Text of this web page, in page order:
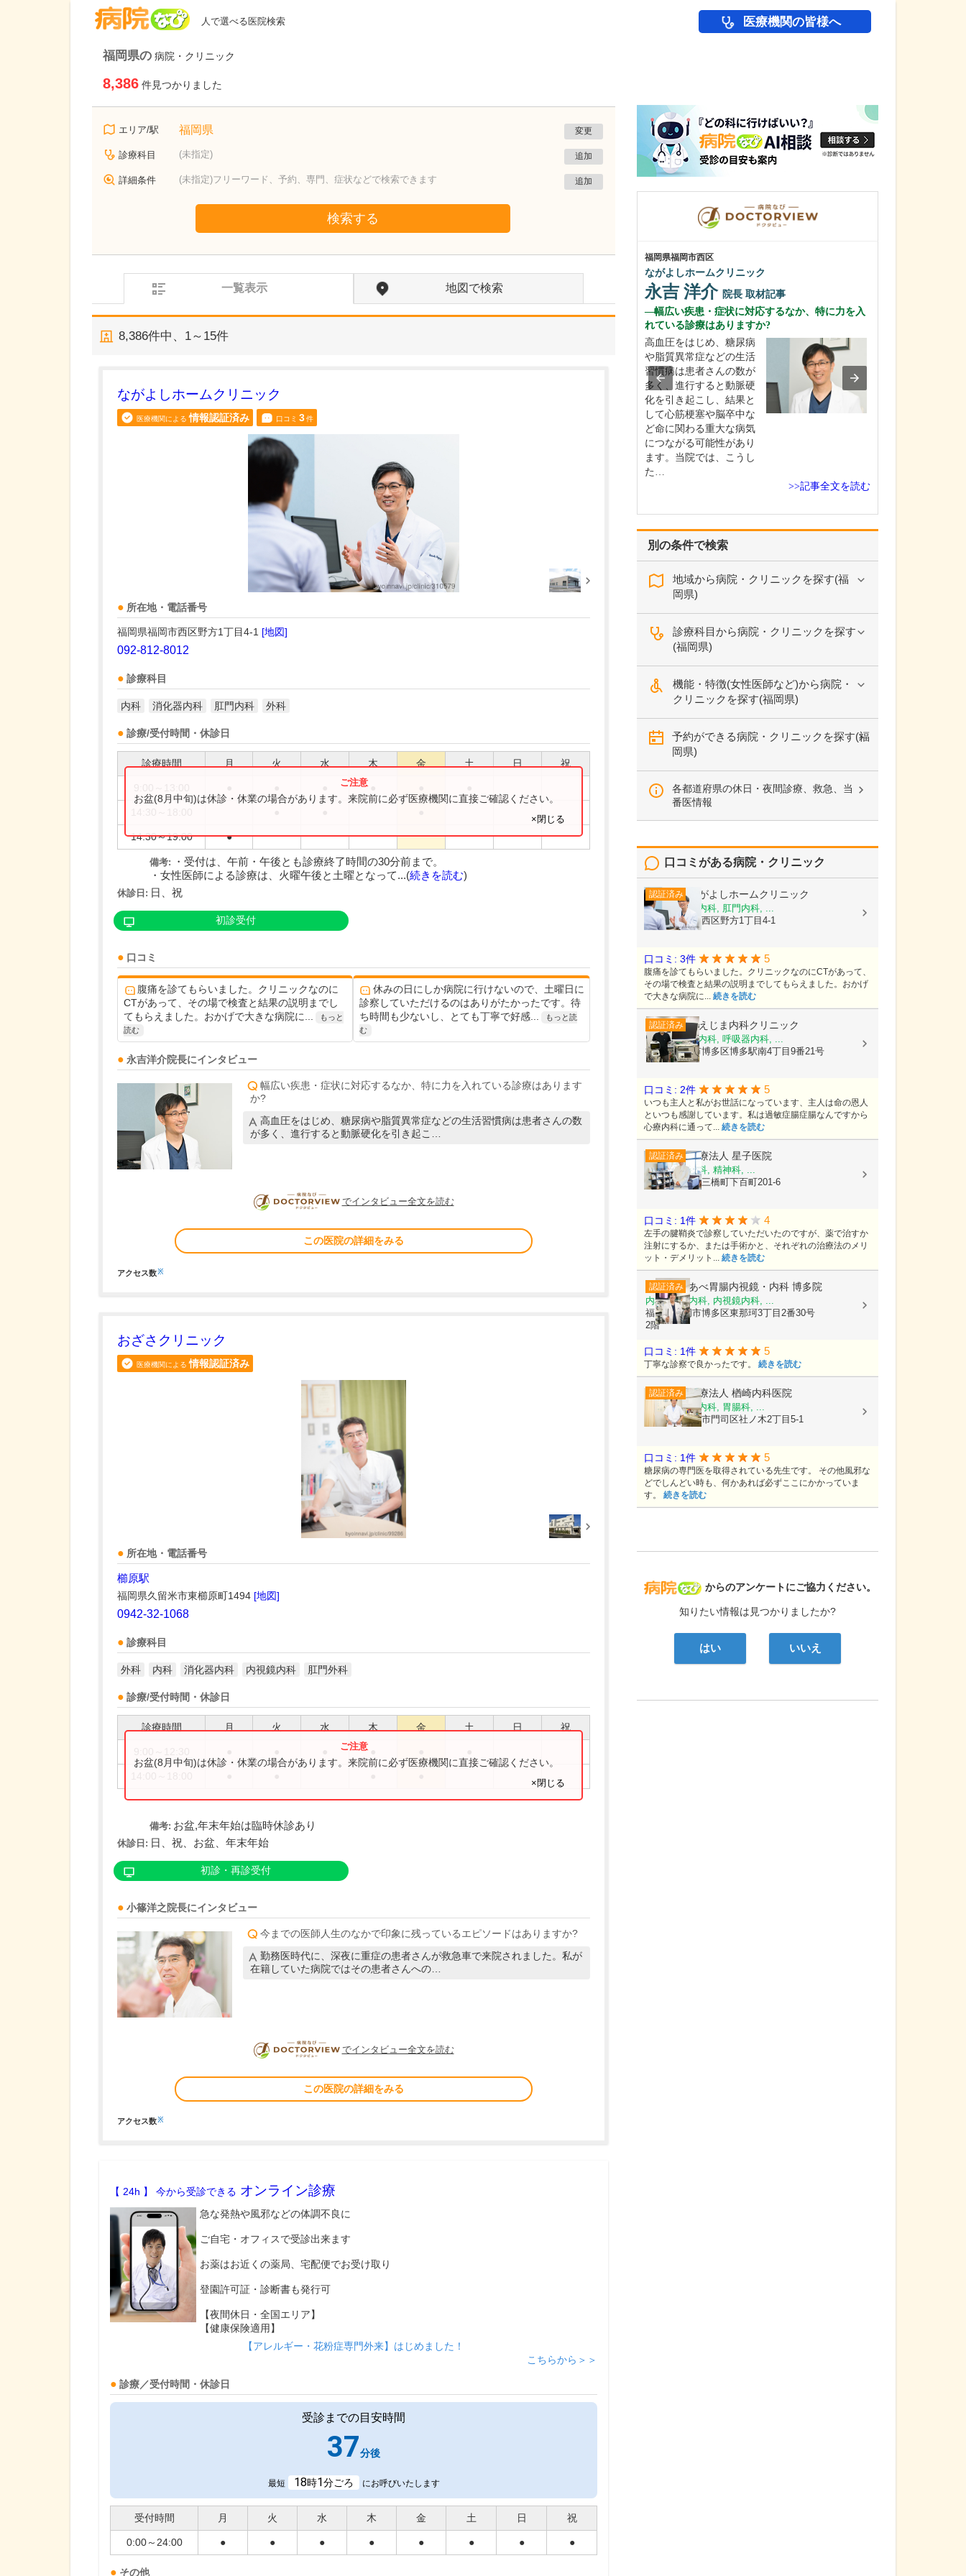
人で選べる医院検索 医療機関の皆様へ
福岡県の 病院・クリニック
8,386 件見つかりました
エリア/駅 福岡県 変更
診療科目 (未指定) 追加
詳細条件 (未指定)フリーワード、予約、専門、症状などで検索できます 追加
検索する
一覧表示 地図で検索
8,386件中、 1～15件
ながよしホームクリニック
医療機関による 情報認証済み 口コミ 3件
所在地・電話番号
福岡県福岡市西区野方1丁目4-1 [地図]
092-812-8012
診療科目
内科 消化器内科 肛門内科 外科
診療/受付時間・休診日
診療時間 月 火 水 木 金 土 日 祝
14:30～19:00 ●
お盆(8月中旬)は休診・休業の場合があります。来院前に必ず医療機関に直接ご確認ください。
×閉じる
備考:
・受付は、午前・午後とも診療終了時間の30分前まで。
・女性医師による診療は、火曜午後と土曜となって...(続きを読む)
休診日: 日、祝
初診受付
口コミ
腹痛を診てもらいました。クリニックなのに
CTがあって、その場で検査と結果の説明までし
てもらえました。おかげで大きな病院に...
もっと
読む
休みの日にしか病院に行けないので、土曜日に
診察していただけるのはありがたかったです。待
ち時間も少ないし、とても丁寧で好感...
もっと読
む
永吉洋介院長にインタビュー
幅広い疾患・症状に対応するなか、特に力を入れている診療はあります
か?
高血圧をはじめ、糖尿病や脂質異常症などの生活習慣病は患者さんの数
が多く、進行すると動脈硬化を引き起こ…
DOCTORVIEW
でインタビュー全文を読む
この医院の詳細をみる
アクセス数※
おざさクリニック
医療機関による 情報認証済み
所在地・電話番号
櫛原駅
福岡県久留米市東櫛原町1494 [地図]
0942-32-1068
診療科目
外科 内科 消化器内科 内視鏡内科 肛門外科
診療/受付時間・休診日
診療時間 月 火 水 木 金 土 日 祝
お盆(8月中旬)は休診・休業の場合があります。来院前に必ず医療機関に直接ご確認ください。
×閉じる
備考: お盆,年末年始は臨時休診あり
休診日: 日、祝、お盆、年末年始
初診・再診受付
小篠洋之 院長にインタビュー
今までの医師人生のなかで印象に残っているエピソードはありますか?
勤務医時代に、深夜に重症の患者さんが救急車で来院されました。私が
在籍していた病院ではその患者さんへの…
DOCTORVIEW
でインタビュー全文を読む
この医院の詳細をみる
アクセス数※
【 24h 】 今から受診できる オンライン診療
急な発熱や風邪などの体調不良に
ご自宅・オフィスで受診出来ます
お薬はお近くの薬局、宅配便でお受け取り
登園許可証・診断書も発行可
【夜間休日・全国エリア】
【健康保険適用】
【アレルギー・花粉症専門外来】はじめました！
こちらから＞＞
診療／受付時間・休診日
受診までの目安時間
37分後
最短 18時1分ごろ にお呼びいたします
受付時間 月 火 水 木 金 土 日 祝
0:00～24:00 ● ● ● ● ● ● ● ●
その他
別の条件で検索
地域から病院・クリニックを探す(福
岡県)
診療科目から病院・クリニックを探す
(福岡県)
機能・特徴(女性医師など)から病院・
クリニックを探す(福岡県)
予約ができる病院・クリニックを探す(福
岡県)
各都道府県の休日・夜間診療、救急、当
番医情報
病院なび
からのアンケートにご協力ください。
知りたい情報は見つかりましたか?
はい いいえ
口コミがある病院・クリニック
認証済み ながよしホームクリニック
内科, 消化器内科, 肛門内科, ...
福岡県福岡市西区野方1丁目4-1
口コミ: 3件 5
腹痛を診てもらいました。クリニックなのにCTがあって、
その場で検査と結果の説明までしてもらえました。おかげ
で大きな病院に... 続きを読む
認証済み そえじま内科クリニック
内科, 消化器内科, 呼吸器内科, ...
福岡県福岡市博多区博多駅南4丁目9番21号
口コミ: 2件 5
いつも主人と私がお世話になっています、主人は命の恩人
といつも感謝しています。私は過敏症腸症腸なんですから
心療内科に通って... 続きを読む
認証済み 医療法人 星子医院
内科, 心療内科, 精神科, ...
福岡県柳川市三橋町下百町201-6
口コミ: 1件 4
左手の腱鞘炎で診察していただいたのですが、薬で治すか
注射にするか、または手術かと、それぞれの治療法のメリ
ット・デメリット... 続きを読む
認証済み あべ胃腸内視鏡・内科 博多院
内科, 胃腸内科, 内視鏡内科, ...
福岡県福岡市博多区東那珂3丁目2番30号
2階
口コミ: 1件 5
丁寧な診察で良かったです。 続きを読む
認証済み 医療法人 楢崎内科医院
内科, 糖尿病内科, 胃腸科, ...
福岡県北九州市門司区社ノ木2丁目5-1
口コミ: 1件 5
糖尿病の専門医を取得されている先生です。 その他風邪な
どでしんどい時も、何かあれば必ずここにかかっていま
す。 続きを読む
福岡県福岡市西区
ながよしホームクリニック
永吉 洋介 院長 取材記事
幅広い疾患・症状に対応するなか、特に力を入
れている診療はありますか?
高血圧をはじめ、糖尿病
や脂質異常症などの生活
習慣病は患者さんの数が
多く、進行すると動脈硬
化を引き起こし、結果と
して心筋梗塞や脳卒中な
ど命に関わる重大な病気
につながる可能性があり
ます。当院では、こうし
た…
>>記事全文を読む
滋賀県大津市
ぜぜ駅前ひふ科・形成外科クリニック
藤村 大樹院長